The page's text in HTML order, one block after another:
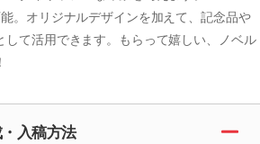
。オリジナルデザインを加えて、記念品や
して活用できます。もらって嬉しい、ノベル
入稿方法